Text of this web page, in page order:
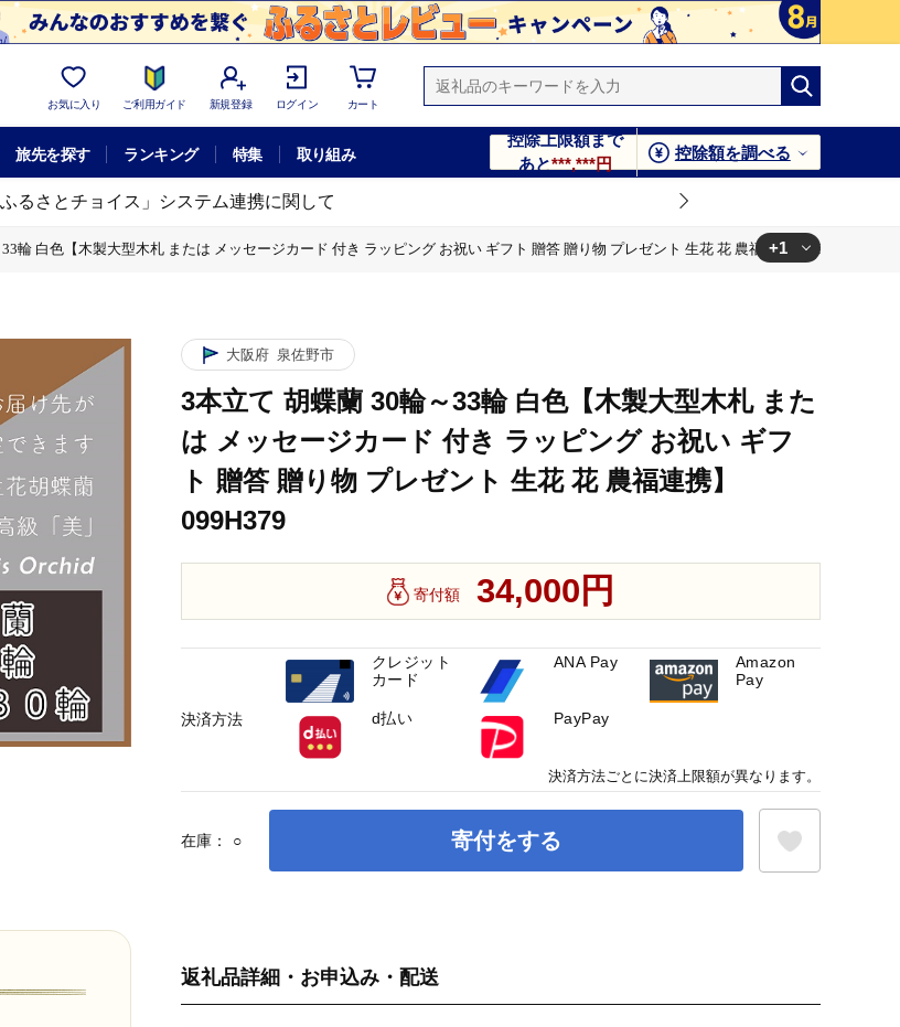
お気に入り ご利用ガイド 新規登録 ログイン カート
旅先を探す ランキング 特集 取り組み
控除上限額まで
あと***,***円
控除額を調べる
ふるさとチョイス」システム連携に関して
輪 白色【木製大型木札 または メッセージカード 付き ラッピング お祝い ギフト 贈答 贈り物 プレゼント 生花 花 農福連携】 099H379
+1
大阪府 泉佐野市
3本立て 胡蝶蘭 30輪～33輪 白色【木製大型木札 また
は メッセージカード 付き ラッピング お祝い ギフ
ト 贈答 贈り物 プレゼント 生花 花 農福連携】
099H379
寄付額 34,000円
在庫： ○ 寄付をする
返礼品詳細・お申込み・配送
決済方法
クレジット
カード
ANA Pay
Amazon
Pay
d払い PayPay
決済方法ごとに決済上限額が異なります。